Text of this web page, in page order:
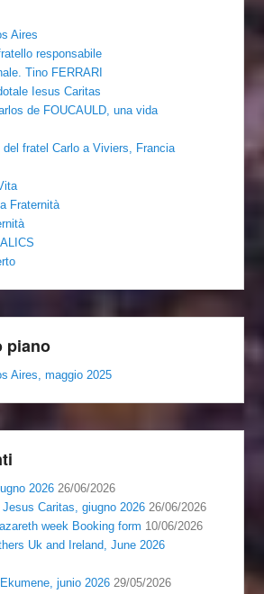
Aires
responsabile
Tino FERRARI
Iesus Caritas
de FOUCAULD, una vida
fratel Carlo a Viviers, Francia
Fraternità
piano
Aires, maggio 2025
2026 26/06/2026
Caritas, giugno 2026 26/06/2026
week Booking form 10/06/2026
Uk and Ireland, June 2026
junio 2026 29/05/2026